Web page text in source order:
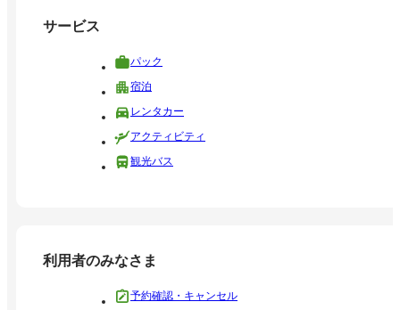
サービス
パック
宿泊
レンタカー
アクティビティ
観光バス
利用者のみなさま
予約確認・キャンセル